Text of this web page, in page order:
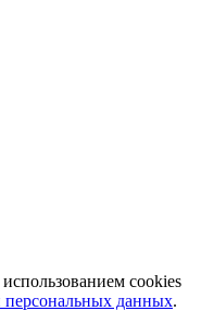
cookies
данных.